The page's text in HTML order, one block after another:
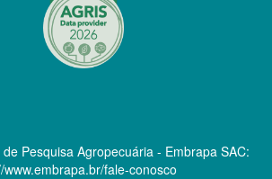
Pesquisa Agropecuária - Embrapa SAC:
www.embrapa.br/fale-conosco